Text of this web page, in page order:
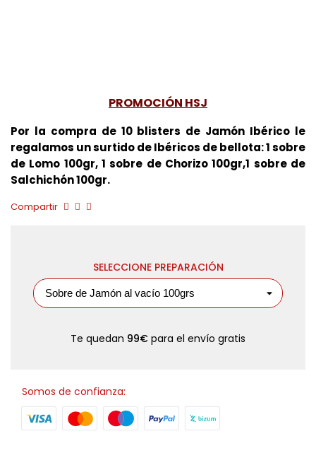
PROMOCIÓN HSJ
Por la compra de 10 blisters de Jamón Ibérico le
regalamos un surtido de Ibéricos de bellota: 1 sobre
de Lomo 100gr, 1 sobre de Chorizo 100gr,1 sobre de
Salchichón 100gr.
Compartir
SELECCIONE PREPARACIÓN
Te quedan 99€ para el envío gratis
Somos de confianza: